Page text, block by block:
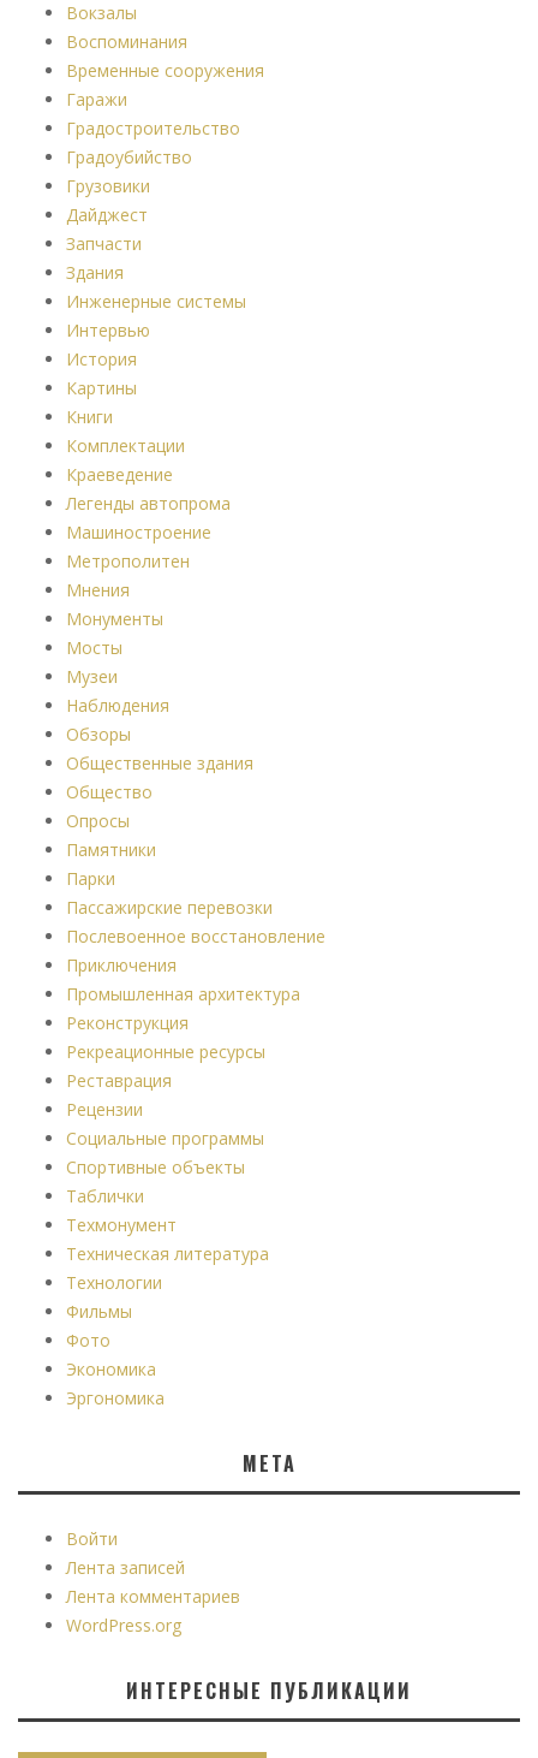
Вокзалы
Воспоминания
Временные сооружения
Гаражи
Градостроительство
Градоубийство
Грузовики
Дайджест
Запчасти
Здания
Инженерные системы
Интервью
История
Картины
Книги
Комплектации
Краеведение
Легенды автопрома
Машиностроение
Метрополитен
Мнения
Монументы
Мосты
Музеи
Наблюдения
Обзоры
Общественные здания
Общество
Опросы
Памятники
Парки
Пассажирские перевозки
Послевоенное восстановление
Приключения
Промышленная архитектура
Реконструкция
Рекреационные ресурсы
Реставрация
Рецензии
Социальные программы
Спортивные объекты
Таблички
Техмонумент
Техническая литература
Технологии
Фильмы
Фото
Экономика
Эргономика
МЕТА
Войти
Лента записей
Лента комментариев
WordPress.org
ИНТЕРЕСНЫЕ ПУБЛИКАЦИИ